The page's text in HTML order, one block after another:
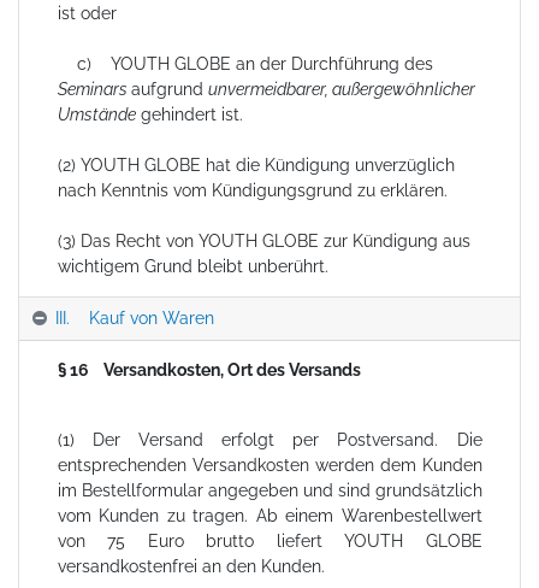
ist oder
c) YOUTH GLOBE an der Durchführung des
Seminars aufgrund unvermeidbarer, außergewöhnlicher
Umständegehindert ist.
(2) YOUTH GLOBE hat die Kündigung unverzüglich
nach Kenntnis vom Kündigungsgrund zu erklären.
(3) Das Recht von YOUTH GLOBE zur Kündigung aus
wichtigem Grund bleibt unberührt.
III. Kauf von Waren
§ 16 Versandkosten, Ort des Versands
(1) Der Versand erfolgt per Postversand. Die
entsprechenden Versandkosten werden dem Kunden
im Bestellformular angegeben und sind grundsätzlich
vom Kunden zu tragen. Ab einem Warenbestellwert
von 75 Euro brutto liefert YOUTH GLOBE
versandkostenfrei an den Kunden.